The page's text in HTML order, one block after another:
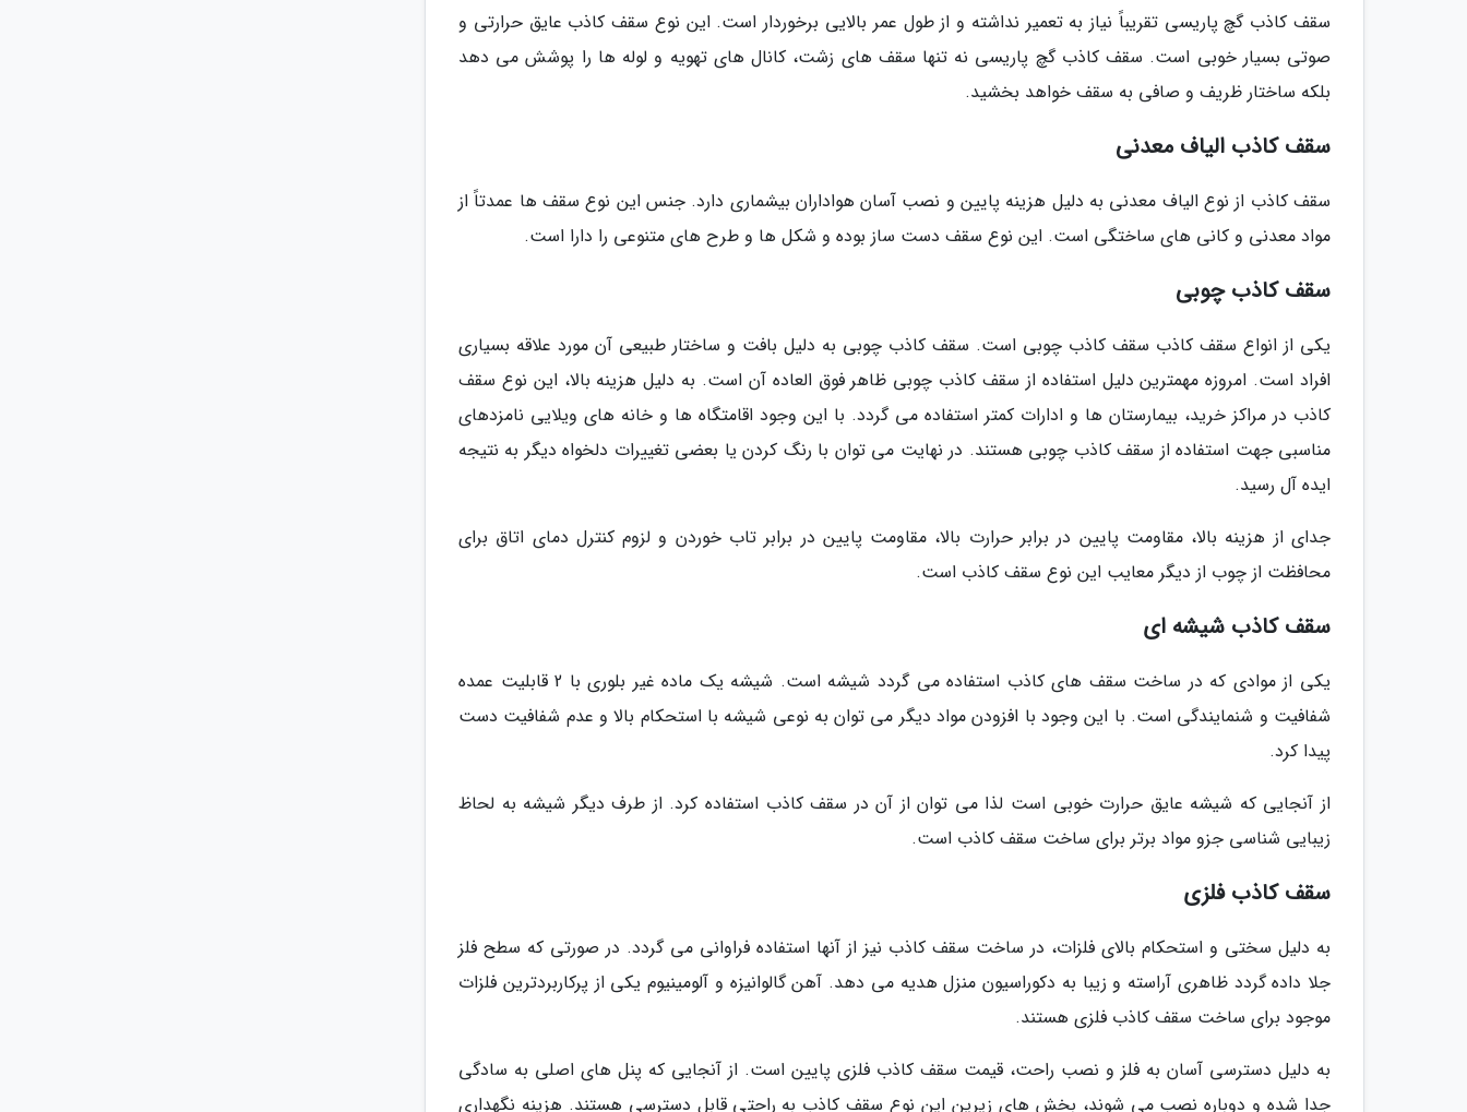
سقف کاذب گچ پاریسی تقریباً نیاز به تعمیر نداشته و از طول عمر بالایی برخوردار است. این نوع سقف کاذب عایق حرارتی و
صوتی بسیار خوبی است. سقف کاذب گچ پاریسی نه تنها سقف های زشت، کانال های تهویه و لوله ها را پوشش می دهد
بلکه ساختار ظریف و صافی به سقف خواهد بخشید.
سقف کاذب الیاف معدنی
سقف کاذب از نوع الیاف معدنی به دلیل هزینه پایین و نصب آسان هواداران بیشماری دارد. جنس این نوع سقف ها عمدتاً از
مواد معدنی و کانی های ساختگی است. این نوع سقف دست ساز بوده و شکل ها و طرح های متنوعی را دارا است.
سقف کاذب چوبی
یکی از انواع سقف کاذب سقف کاذب چوبی است. سقف کاذب چوبی به دلیل بافت و ساختار طبیعی آن مورد علاقه بسیاری
افراد است. امروزه مهمترین دلیل استفاده از سقف کاذب چوبی ظاهر فوق العاده آن است. به دلیل هزینه بالا، این نوع سقف
کاذب در مراکز خرید، بیمارستان ها و ادارات کمتر استفاده می گردد. با این وجود اقامتگاه ها و خانه های ویلایی نامزدهای
مناسبی جهت استفاده از سقف کاذب چوبی هستند. در نهایت می توان با رنگ کردن یا بعضی تغییرات دلخواه دیگر به نتیجه
ایده آل رسید.
جدای از هزینه بالا، مقاومت پایین در برابر حرارت بالا، مقاومت پایین در برابر تاب خوردن و لزوم کنترل دمای اتاق برای
محافظت از چوب از دیگر معایب این نوع سقف کاذب است.
سقف کاذب شیشه ای
یکی از موادی که در ساخت سقف های کاذب استفاده می گردد شیشه است. شیشه یک ماده غیر بلوری با 2 قابلیت عمده
شفافیت و شنمایندگی است. با این وجود با افزودن مواد دیگر می توان به نوعی شیشه با استحکام بالا و عدم شفافیت دست
پیدا کرد.
از آنجایی که شیشه عایق حرارت خوبی است لذا می توان از آن در سقف کاذب استفاده کرد. از طرف دیگر شیشه به لحاظ
زیبایی شناسی جزو مواد برتر برای ساخت سقف کاذب است.
سقف کاذب فلزی
به دلیل سختی و استحکام بالای فلزات، در ساخت سقف کاذب نیز از آنها استفاده فراوانی می گردد. در صورتی که سطح فلز
جلا داده گردد ظاهری آراسته و زیبا به دکوراسیون منزل هدیه می دهد. آهن گالوانیزه و آلومینیوم یکی از پرکاربردترین فلزات
موجود برای ساخت سقف کاذب فلزی هستند.
به دلیل دسترسی آسان به فلز و نصب راحت، قیمت سقف کاذب فلزی پایین است. از آنجایی که پنل های اصلی به سادگی
جدا شده و دوباره نصب می شوند، بخش های زیرین این نوع سقف کاذب به راحتی قابل دسترسی هستند. هزینه نگهداری